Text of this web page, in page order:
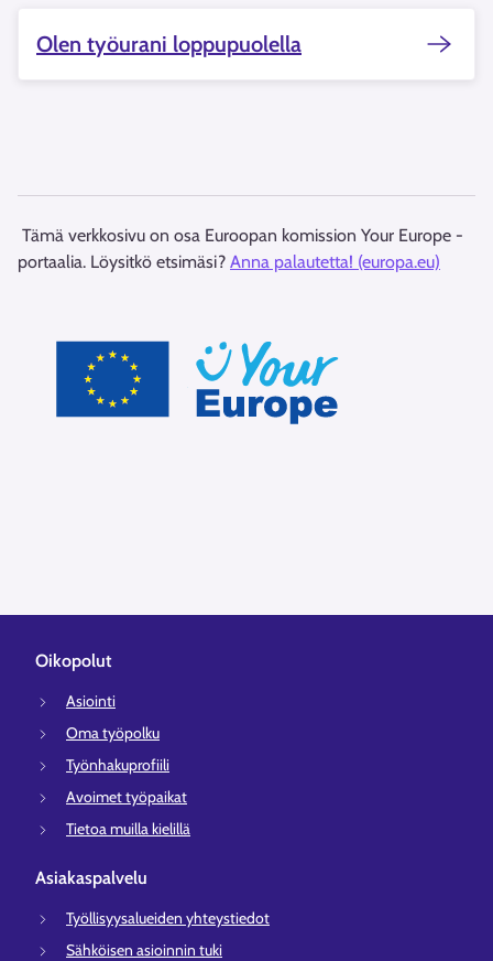
Olen työurani loppupuolella
Tämä verkkosivu on osa Euroopan komission Your Europe -
portaalia. Löysitkö etsimäsi? Anna palautetta! (europa.eu)
Oikopolut
Asiointi
Oma työpolku
Työnhakuprofiili
Avoimet työpaikat
Tietoa muilla kielillä
Asiakaspalvelu
Työllisyysalueiden yhteystiedot
Sähköisen asioinnin tuki